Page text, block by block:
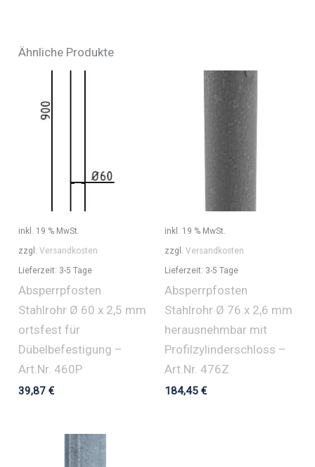
Ähnliche Produkte
inkl. 19 % MwSt.
zzgl.Versandkosten
Lieferzeit: 3-5 Tage
Absperrpfosten
Stahlrohr Ø 60 x 2,5 mm
ortsfest für
Dübelbefestigung –
Art.Nr. 460P
39,87€
inkl. 19 % MwSt.
zzgl. Versandkosten
Lieferzeit: 3-5 Tage
Absperrpfosten
Stahlrohr Ø 76 x 2,6 mm
herausnehmbar mit
Profilzylinderschloss –
Art.Nr. 476Z
184,45 €